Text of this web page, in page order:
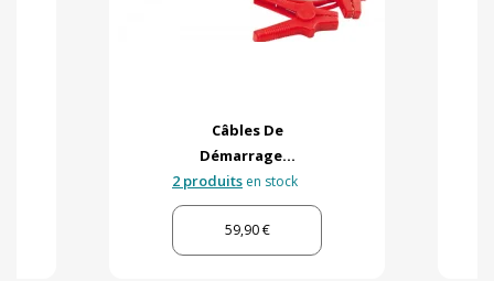
Câbles De
Démarrage...
2 produits en stock
59,90 €